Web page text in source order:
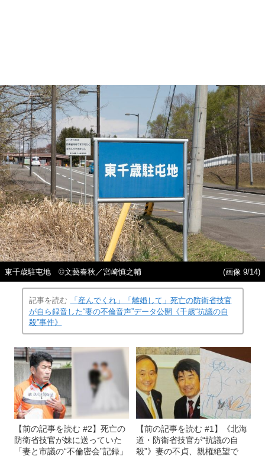
東千歳駐屯地 ©文藝春秋／宮崎慎之輔 (画像 9/14)
記事を読む
「産んでくれ」「離婚して」死亡の防衛省技官
が自ら録音した“妻の不倫音声”データ公開《千歳“抗議の自
殺”事件》
【前の記事を読む #2】死亡の
防衛省技官が妹に送っていた
「妻と市議の“不倫密会”記録」
【前の記事を読む #1】《北海
道・防衛省技官が“抗議の自
殺”》妻の不貞、親権絶望で